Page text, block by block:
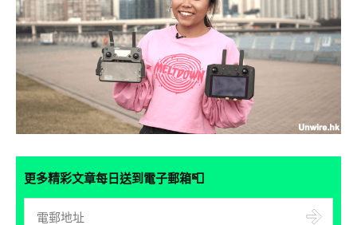
更多精彩文章每日送到電子郵箱📮